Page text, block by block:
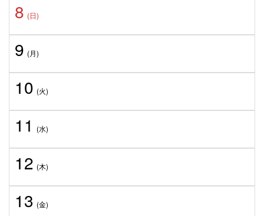
8 (日)
9 (月)
10 (火)
11 (水)
12 (木)
13 (金)